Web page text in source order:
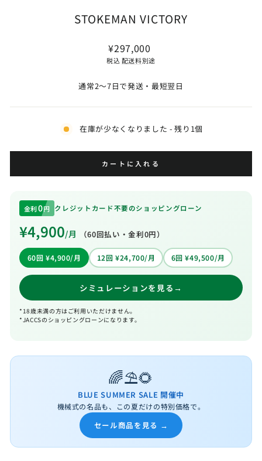
STOKEMAN VICTORY
通
常
格
¥297,000
税込配送料別途
通常2〜7日で発送・最短翌日
在庫が少なくなりました - 残り1個
カートに入れる
金利0円 クレジットカード不要のショッピングローン
¥4,900/月 （60回払い・金利0円）
60回 ¥4,900/月 12回 ¥24,700/月 6回 ¥49,500/月
シミュレーションを見る →
*18歳未満の方はご利用いただけません。
*JACCSのショッピングローンになります。
🌈⛱️🌻
BLUE SUMMER SALE 開催中
機械式の名品も、この夏だけの特別価格で。
セール商品を見る →